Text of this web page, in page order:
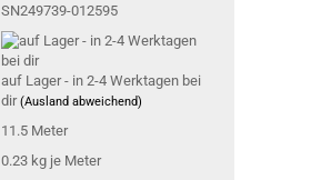
SN249739-012595
auf Lager - in 2-4 Werktagen bei
dir(Ausland abweichend)
11.5 Meter
0.23 kg je Meter